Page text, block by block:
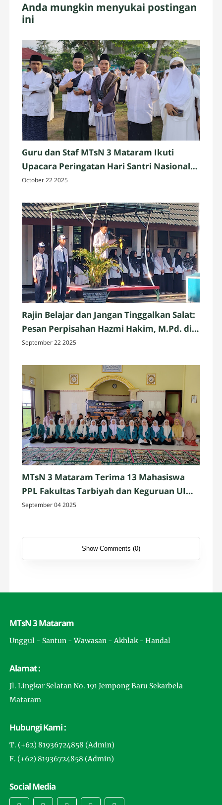
Anda mungkin menyukai postingan
ini
Guru dan Staf MTsN 3 Mataram Ikuti
Upacara Peringatan Hari Santri Nasional
2025 di Penujak, Lombok Tengah
October 22 2025
Rajin Belajar dan Jangan Tinggalkan Salat:
Pesan Perpisahan Hazmi Hakim, M.Pd. di
MTsN 3 Mataram
September 22 2025
MTsN 3 Mataram Terima 13 Mahasiswa
PPL Fakultas Tarbiyah dan Keguruan UIN
Mataram
September 04 2025
Show Comments (0)
MTsN 3 Mataram
Unggul - Santun - Wawasan - Akhlak - Handal
Alamat :
Jl. Lingkar Selatan No. 191 Jempong Baru Sekarbela
Mataram
Hubungi Kami :
T. (+62) 81936724858 (Admin)
F. (+62) 81936724858 (Admin)
Social Media